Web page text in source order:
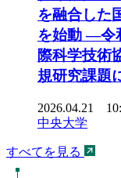
を融合した
を始動 ―令
際科学技術
規研究課題
2026.04.21
中央大学
すべてを見る